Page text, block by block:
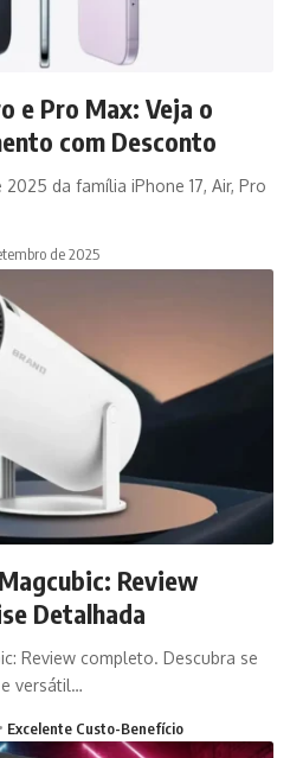
e Pro Max: Veja o
com Desconto
da família iPhone 17, Air, Pro
de 2025
Review
Detalhada
Review completo. Descubra se
versátil…
Excelente Custo-Benefício